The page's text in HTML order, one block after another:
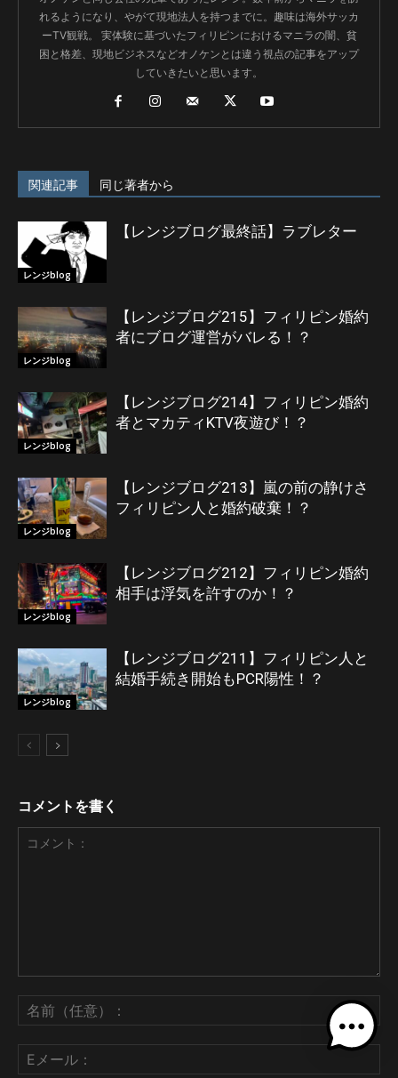
れるようになり、やがて現地法人を持つまでに。趣味は海外サッカ
ーTV観戦。 実体験に基づいたフィリピンにおけるマニラの闇、貧
困と格差、現地ビジネスなどオノケンとは違う視点の記事をアップ
していきたいと思います。
関連記事 同じ著者から
レンジblog
【レンジブログ最終話】ラブレター
レンジblog
【レンジブログ215】フィリピン婚約
者にブログ運営がバレる！？
レンジblog
【レンジブログ214】フィリピン婚約
者とマカティKTV夜遊び！？
レンジblog
【レンジブログ213】嵐の前の静けさ
フィリピン人と婚約破棄！？
レンジblog
【レンジブログ212】フィリピン婚約
相手は浮気を許すのか！？
レンジblog
【レンジブログ211】フィリピン人と
結婚手続き開始もPCR陽性！？
コメントを書く